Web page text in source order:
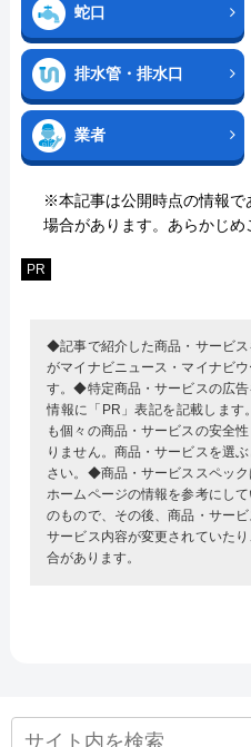
蛇口
排水管・排水口
業者
※本記事は公開時点の情報で
場合があります。あらかじめ
PR
◆記事で紹介した商品・サービ
がマイナビニュース・マイナビ
す。◆特定商品・サービスの広
情報に「PR」表記を記載しま
も個々の商品・サービスの安全
りません。商品・サービスを選
さい。◆商品・サービススペッ
ホームページの情報を参考にし
のもので、その後、商品・サー
サービス内容が変更されていた
合があります。